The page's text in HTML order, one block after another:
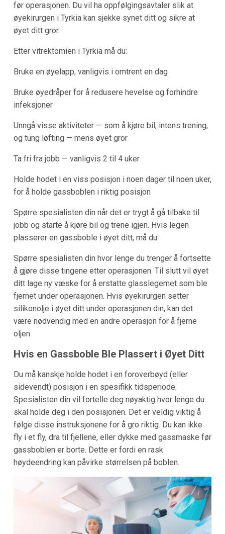
før operasjonen. Du vil ha oppfølgingsavtaler slik at
øyekirurgen i Tyrkia kan sjekke synet ditt og sikre at
øyet ditt gror.
Etter vitrektomien i Tyrkia må du:
Bruke en øyelapp, vanligvis i omtrent en dag
Bruke øyedråper for å redusere hevelse og forhindre
infeksjoner
Unngå visse aktiviteter — som å kjøre bil, intens trening,
og tung løfting — mens øyet gror
Ta fri fra jobb — vanligvis 2 til 4 uker
Holde hodet i en viss posisjon i noen dager til noen uker,
for å holde gassboblen i riktig posisjon
Spørre spesialisten din når det er trygt å gå tilbake til
jobb og starte å kjøre bil og trene igjen. Hvis legen
plasserer en gassboble i øyet ditt, må du:
Spørre spesialisten din hvor lenge du trenger å fortsette
å gjøre disse tingene etter operasjonen. Til slutt vil øyet
ditt lage ny væske for å erstatte glasslegemet som ble
fjernet under operasjonen. Hvis øyekirurgen setter
silikonolje i øyet ditt under operasjonen din, kan det
være nødvendig med en andre operasjon for å fjerne
oljen.
Hvis en Gassboble Ble Plassert i Øyet Ditt
Du må kanskje holde hodet i en foroverbøyd (eller
sidevendt) posisjon i en spesifikk tidsperiode.
Spesialisten din vil fortelle deg nøyaktig hvor lenge du
skal holde deg i den posisjonen. Det er veldig viktig å
følge disse instruksjonene for å gro riktig. Du kan ikke
fly i et fly, dra til fjellene, eller dykke med gassmaske før
gassboblen er borte. Dette er fordi en rask
høydeendring kan påvirke størrelsen på boblen.